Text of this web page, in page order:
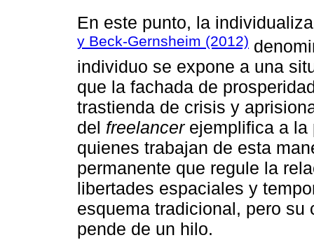
En este punto, la
y Beck-Gernsheim (2012)
individuo se expone a una
que la fachada de
trastienda de crisis y
del freelancerejemplifica a la
quienes trabajan de esta
permanente que regule la
libertades espaciales y
esquema tradicional, pero
pende de un hilo.